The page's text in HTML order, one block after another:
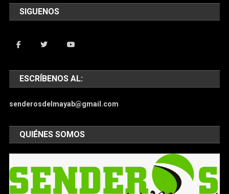
SIGUENOS
ESCRÍBENOS AL:
senderosdelmayab@gmail.com
QUIÉNES SOMOS